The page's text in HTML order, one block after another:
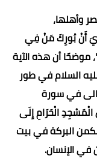
وأهلها،
أَنْ بُورِكَ مَنْ فِي
موضحًا أن هذه الآية
السلام في طور
في سورة
الْحَرَامِ إِلَى
البركة في بيت
الإنسان.